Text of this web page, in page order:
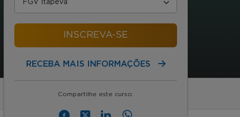
INSCREVA-SE
RECEBA MAIS INFORMAÇÕES
Compartilhe este curso: